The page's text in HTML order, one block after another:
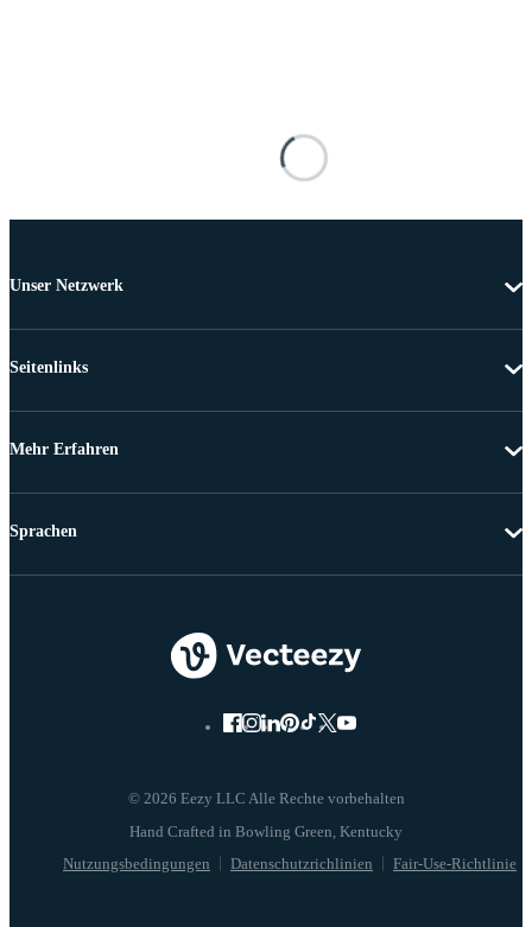
Unser Netzwerk
Seitenlinks
Mehr Erfahren
© 2026 Eezy LLC Alle Rechte vorbehalten
Nutzungsbedingungen Datenschutzrichlinien Fair-Use-Richtlinie
Sprachen